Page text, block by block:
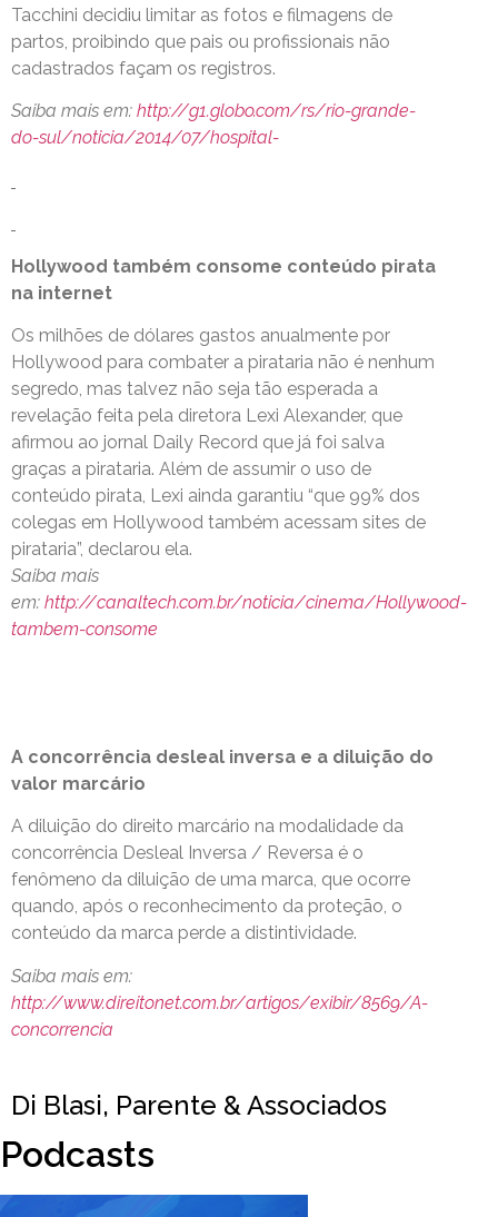
Tacchini decidiu limitar as fotos e filmagens de
partos, proibindo que pais ou profissionais não
cadastrados façam os registros.
Saiba mais em: http://g1.globo.com/rs/rio-grande-
do-sul/noticia/2014/07/hospital-
Hollywood também consome conteúdo pirata
na internet
Os milhões de dólares gastos anualmente por
Hollywood para combater a pirataria não é nenhum
segredo, mas talvez não seja tão esperada a
revelação feita pela diretora Lexi Alexander, que
afirmou ao jornal Daily Record que já foi salva
graças a pirataria. Além de assumir o uso de
conteúdo pirata, Lexi ainda garantiu “que 99% dos
colegas em Hollywood também acessam sites de
pirataria”, declarou ela.
Saiba mais
em: http://canaltech.com.br/noticia/cinema/Hollywood-
tambem-consome
A concorrência desleal inversa e a diluição do
valor marcário
A diluição do direito marcário na modalidade da
concorrência Desleal Inversa / Reversa é o
fenômeno da diluição de uma marca, que ocorre
quando, após o reconhecimento da proteção, o
conteúdo da marca perde a distintividade.
Saiba mais em:
http://www.direitonet.com.br/artigos/exibir/8569/A-
concorrencia
Di Blasi, Parente & Associados
Podcasts